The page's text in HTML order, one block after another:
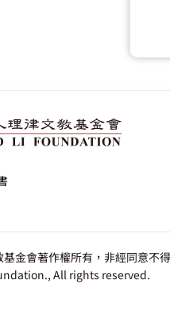
金會著作權所有，非經同意不
All rights reserved.